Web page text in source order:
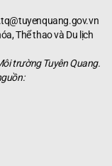
Thể thao và Du lịch
trường Tuyên Quang.